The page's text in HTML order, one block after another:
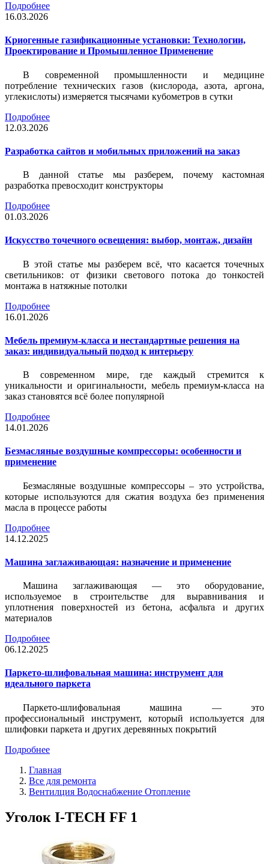
Подробнее
16.03.2026
Криогенные газификационные установки: Технологии,
Проектирование и Промышленное Применение
В современной промышленности и медицине
потребление технических газов (кислорода, азота, аргона,
углекислоты) измеряется тысячами кубометров в сутки
Подробнее
12.03.2026
Разработка сайтов и мобильных приложений на заказ
В данной статье мы разберем, почему кастомная
разработка превосходит конструкторы
Подробнее
01.03.2026
Искусство точечного освещения: выбор, монтаж, дизайн
В этой статье мы разберем всё, что касается точечных
светильников: от физики светового потока до тонкостей
монтажа в натяжные потолки
Подробнее
16.01.2026
Мебель премиум-класса и нестандартные решения на
заказ: индивидуальный подход к интерьеру
В современном мире, где каждый стремится к
уникальности и оригинальности, мебель премиум-класса на
заказ становятся всё более популярной
Подробнее
14.01.2026
Безмасляные воздушные компрессоры: особенности и
применение
Безмасляные воздушные компрессоры – это устройства,
которые используются для сжатия воздуха без применения
масла в процессе работы
Подробнее
14.12.2025
Машина заглаживающая: назначение и применение
Машина заглаживающая — это оборудование,
используемое в строительстве для выравнивания и
уплотнения поверхностей из бетона, асфальта и других
материалов
Подробнее
06.12.2025
Паркето-шлифовальная машина: инструмент для
идеального паркета
Паркето-шлифовальная машина — это
профессиональный инструмент, который используется для
шлифовки паркета и других деревянных покрытий
Подробнее
Главная
Все для ремонта
Вентилция Водоснабжение Отопление
Уголок I-TECH FF 1